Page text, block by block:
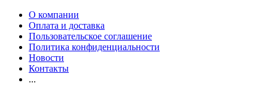
О компании
Оплата и доставка
Пользовательское соглашение
Политика конфиденциальности
Новости
Контакты
...